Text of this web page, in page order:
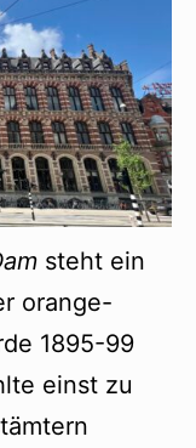
steht ein
orange-
1895-99
einst zu